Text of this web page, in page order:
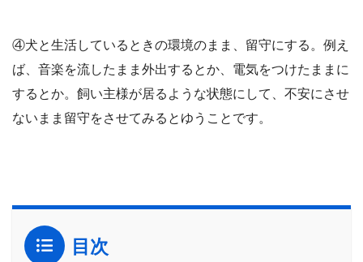
④犬と生活しているときの環境のまま、留守にする。例え
ば、音楽を流したまま外出するとか、電気をつけたままに
するとか。飼い主様が居るような状態にして、不安にさせ
ないまま留守をさせてみるとゆうことです。
目次